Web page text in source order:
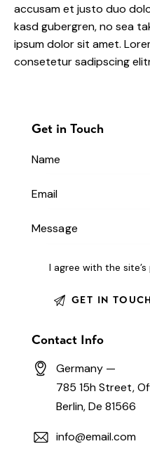
accusam et justo duo
kasd gubergren, no sea
ipsum dolor sit amet.
consetetur sadipscing
Get in Touch
I agree with the site’s
Contact Info
Germany —
785 15h Street,
Berlin, De 81566
info@email.com